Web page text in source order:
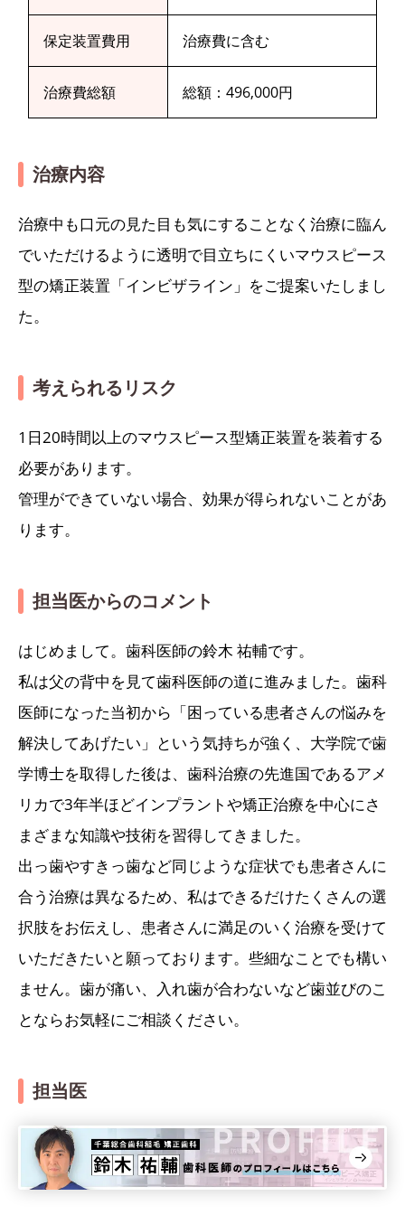
保定装置費用 治療費に含む
治療費総額 総額：496,000円
治療内容
治療中も口元の見た目も気にすることなく治療に臨ん
でいただけるように透明で目立ちにくいマウスピース
型の矯正装置「インビザライン」をご提案いたしまし
た。
考えられるリスク
1日20時間以上のマウスピース型矯正装置を装着する
必要があります。
管理ができていない場合、効果が得られないことがあ
ります。
担当医からのコメント
はじめまして。歯科医師の鈴木 祐輔です。
私は父の背中を見て歯科医師の道に進みました。歯科
医師になった当初から「困っている患者さんの悩みを
解決してあげたい」という気持ちが強く、大学院で歯
学博士を取得した後は、歯科治療の先進国であるアメ
リカで3年半ほどインプラントや矯正治療を中心にさ
まざまな知識や技術を習得してきました。
出っ歯やすきっ歯など同じような症状でも患者さんに
合う治療は異なるため、私はできるだけたくさんの選
択肢をお伝えし、患者さんに満足のいく治療を受けて
いただきたいと願っております。些細なことでも構い
ません。歯が痛い、入れ歯が合わないなど歯並びのこ
とならお気軽にご相談ください。
担当医